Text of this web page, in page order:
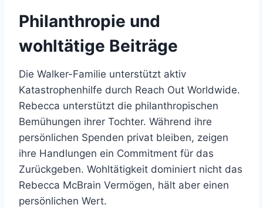
Philanthropie und
wohltätige Beiträge
Die Walker-Familie unterstützt aktiv
Katastrophenhilfe durch Reach Out Worldwide.
Rebecca unterstützt die philanthropischen
Bemühungen ihrer Tochter. Während ihre
persönlichen Spenden privat bleiben, zeigen
ihre Handlungen ein Commitment für das
Zurückgeben. Wohltätigkeit dominiert nicht das
Rebecca McBrain Vermögen, hält aber einen
persönlichen Wert.